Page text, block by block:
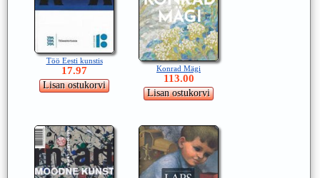
Töö Eesti kunstis
17.97 Konrad Mägi
113.00